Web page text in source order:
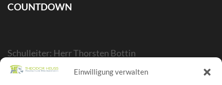
Einwilligung verwalten
COUNTDOWN
Schulleiter: Herr Thorsten Bottin
Stellvertr. Schulleiter: Herr Kelubia Ekoemeye